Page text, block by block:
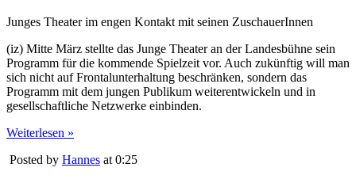
Junges Theater im engen Kontakt mit seinen ZuschauerInnen
(iz) Mitte März stellte das Junge Theater an der Landesbühne sein
Programm für die kommende Spielzeit vor. Auch zukünftig will man
sich nicht auf Frontalunterhaltung beschränken, sondern das
Programm mit dem jungen Publikum weiterentwickeln und in
gesellschaftliche Netzwerke einbinden.
Weiterlesen »
Posted by Hannes at 0:25